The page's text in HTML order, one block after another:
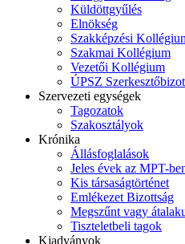
Küldöttgyűlés
Elnökség
Szakképzési
Szakmai Kollégium
Vezetői Kollégium
ÚPSZ
Szervezeti egységek
Tagozatok
Szakosztályok
Krónika
Állásfoglalások
Jeles évek az MPT-
Kis társaságtörténet
Emlékezet Bizottság
Megszűnt vagy
Tiszteletbeli tagok
Kiadványok